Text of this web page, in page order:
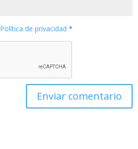
Política de privacidad*